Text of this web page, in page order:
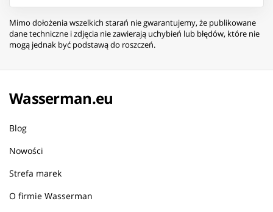
Mimo dołożenia wszelkich starań nie gwarantujemy, że publikowane
dane techniczne i zdjęcia nie zawierają uchybień lub błędów, które nie
mogą jednak być podstawą do roszczeń.
Wasserman.eu
Blog
Nowości
Strefa marek
O firmie Wasserman